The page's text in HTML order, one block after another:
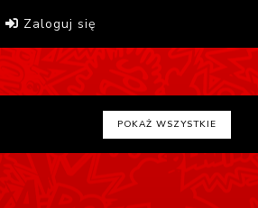
Zaloguj się
POKAŻ WSZYSTKIE